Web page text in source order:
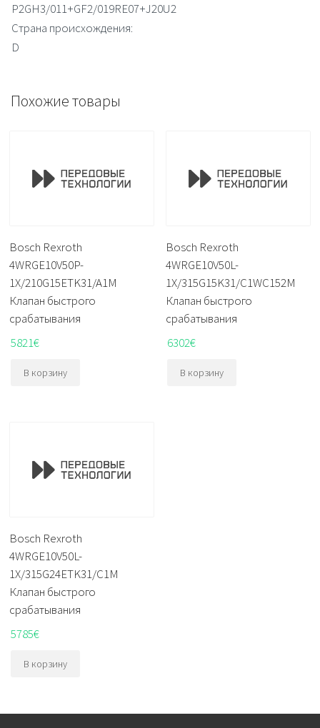
P2GH3/011+GF2/019RE07+J20U2
Страна происхождения:
D
Похожие товары
Bosch Rexroth
4WRGE10V50P-
1X/210G15ETK31/A1M
Клапан быстрого
срабатывания
5821€
В корзину
Bosch Rexroth
4WRGE10V50L-
1X/315G15K31/C1WC152M
Клапан быстрого
срабатывания
6302€
В корзину
Bosch Rexroth
4WRGE10V50L-
1X/315G24ETK31/C1M
Клапан быстрого
срабатывания
5785€
В корзину